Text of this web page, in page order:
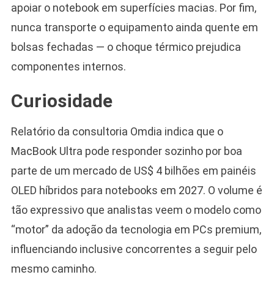
apoiar o notebook em superfícies macias. Por fim,
nunca transporte o equipamento ainda quente em
bolsas fechadas — o choque térmico prejudica
componentes internos.
Curiosidade
Relatório da consultoria Omdia indica que o
MacBook Ultra pode responder sozinho por boa
parte de um mercado de US$ 4 bilhões em painéis
OLED híbridos para notebooks em 2027. O volume é
tão expressivo que analistas veem o modelo como
“motor” da adoção da tecnologia em PCs premium,
influenciando inclusive concorrentes a seguir pelo
mesmo caminho.